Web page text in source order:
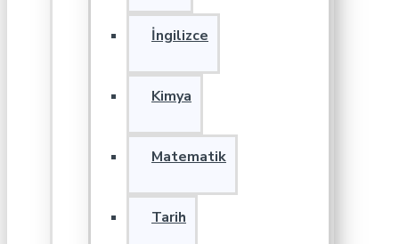
İngilizce
Kimya
Matematik
Tarih